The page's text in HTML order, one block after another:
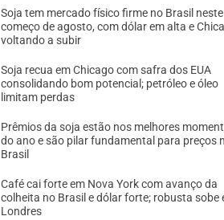
Soja tem mercado físico firme no Brasil neste
começo de agosto, com dólar em alta e
voltando a subir
Soja recua em Chicago com safra dos EUA
consolidando bom potencial; petróleo e óleo
limitam perdas
Prêmios da soja estão nos melhores
do ano e são pilar fundamental para preços
Brasil
Café cai forte em Nova York com avanço da
colheita no Brasil e dólar forte; robusta sobe
Londres